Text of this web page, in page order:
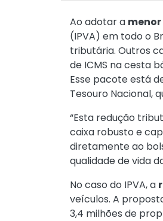
Ao adotar a
(IPVA) em todo o
tributária. Outros
de ICMS na cesta
Esse pacote está
Tesouro Nacional,
“Esta redução
caixa robusto e
diretamente ao
qualidade de vida
No caso do IPVA, a
veículos. A
3,4 milhões de